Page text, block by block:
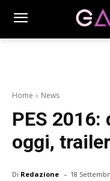
Home News
PES
oggi,
Di Redazione - 18